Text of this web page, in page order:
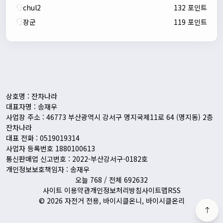
새해 복많이 받으세요!!
chul2
132 포인트
장군
119 포인트
상호명 : 잔차나라
대표자명 : 송재우
사업장 주소 : 46773 부산광역시 강서구 명지국제11로 64 (명지동) 2층
잔차나라
대표 전화 : 0519019314
사업자 등록번호 1880100613
통신판매업 신고번호 : 2022-부산강서구-0182호
개인정보보호책임자 : 송재우
오늘 768 / 전체 692632
사이트 이용약관개인정보처리방침사이트맵RSS
© 2026 자전거 전용, 바이시클온니, 바이시클온리